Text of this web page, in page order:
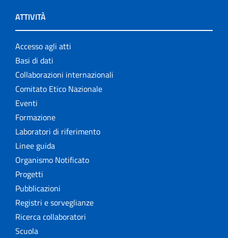
ATTIVITÀ
Accesso agli atti
Basi di dati
Collaborazioni internazionali
Comitato Etico Nazionale
Eventi
Formazione
Laboratori di riferimento
Linee guida
Organismo Notificato
Progetti
Pubblicazioni
Registri e sorveglianze
Ricerca collaboratori
Scuola